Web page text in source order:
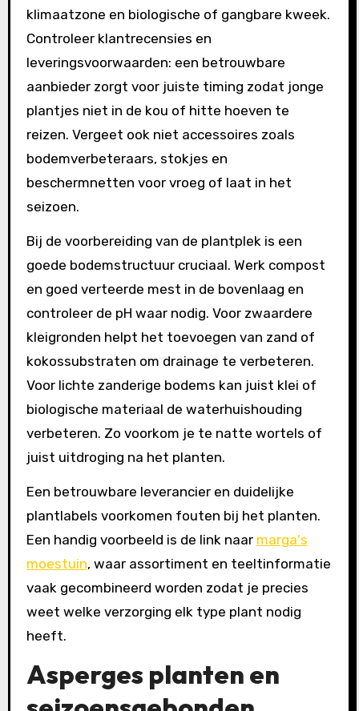
klimaatzone en biologische of gangbare kweek.
Controleer klantrecensies en
leveringsvoorwaarden: een betrouwbare
aanbieder zorgt voor juiste timing zodat jonge
plantjes niet in de kou of hitte hoeven te
reizen. Vergeet ook niet accessoires zoals
bodemverbeteraars, stokjes en
beschermnetten voor vroeg of laat in het
seizoen.
Bij de voorbereiding van de plantplek is een
goede bodemstructuur cruciaal. Werk compost
en goed verteerde mest in de bovenlaag en
controleer de pH waar nodig. Voor zwaardere
kleigronden helpt het toevoegen van zand of
kokossubstraten om drainage te verbeteren.
Voor lichte zanderige bodems kan juist klei of
biologische materiaal de waterhuishouding
verbeteren. Zo voorkom je te natte wortels of
juist uitdroging na het planten.
Een betrouwbare leverancier en duidelijke
plantlabels voorkomen fouten bij het planten.
Een handig voorbeeld is de link naar marga's
moestuin, waar assortiment en teeltinformatie
vaak gecombineerd worden zodat je precies
weet welke verzorging elk type plant nodig
heeft.
Asperges planten en